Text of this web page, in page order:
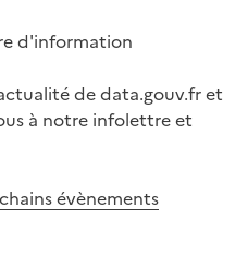
d'information
de data.gouv.fr et
à notre infolettre et
évènements